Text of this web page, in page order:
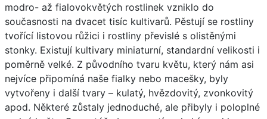
modro- až fialovokvětých rostlinek vzniklo do
současnosti na dvacet tisíc kultivarů. Pěstují se rostliny
tvořící listovou růžici i rostliny převislé s olistěnými
stonky. Existují kultivary miniaturní, standardní velikosti i
poměrně velké. Z původního tvaru květu, který nám asi
nejvíce připomíná naše fialky nebo macešky, byly
vytvořeny i další tvary – kulatý, hvězdovitý, zvonkovitý
apod. Některé zůstaly jednoduché, ale přibyly i poloplné